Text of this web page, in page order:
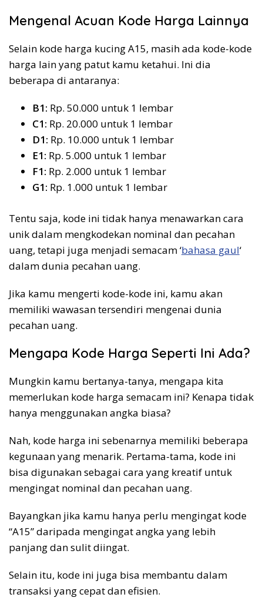
Mengenal Acuan Kode Harga Lainnya
Selain kode harga kucing A15, masih ada kode-kode
harga lain yang patut kamu ketahui. Ini dia
beberapa di antaranya:
B1: Rp. 50.000 untuk 1 lembar
C1: Rp. 20.000 untuk 1 lembar
D1: Rp. 10.000 untuk 1 lembar
E1: Rp. 5.000 untuk 1 lembar
F1: Rp. 2.000 untuk 1 lembar
G1: Rp. 1.000 untuk 1 lembar
Tentu saja, kode ini tidak hanya menawarkan cara
unik dalam mengkodekan nominal dan pecahan
uang, tetapi juga menjadi semacam ‘bahasa gaul‘
dalam dunia pecahan uang.
Jika kamu mengerti kode-kode ini, kamu akan
memiliki wawasan tersendiri mengenai dunia
pecahan uang.
Mengapa Kode Harga Seperti Ini Ada?
Mungkin kamu bertanya-tanya, mengapa kita
memerlukan kode harga semacam ini? Kenapa tidak
hanya menggunakan angka biasa?
Nah, kode harga ini sebenarnya memiliki beberapa
kegunaan yang menarik. Pertama-tama, kode ini
bisa digunakan sebagai cara yang kreatif untuk
mengingat nominal dan pecahan uang.
Bayangkan jika kamu hanya perlu mengingat kode
“A15” daripada mengingat angka yang lebih
panjang dan sulit diingat.
Selain itu, kode ini juga bisa membantu dalam
transaksi yang cepat dan efisien.